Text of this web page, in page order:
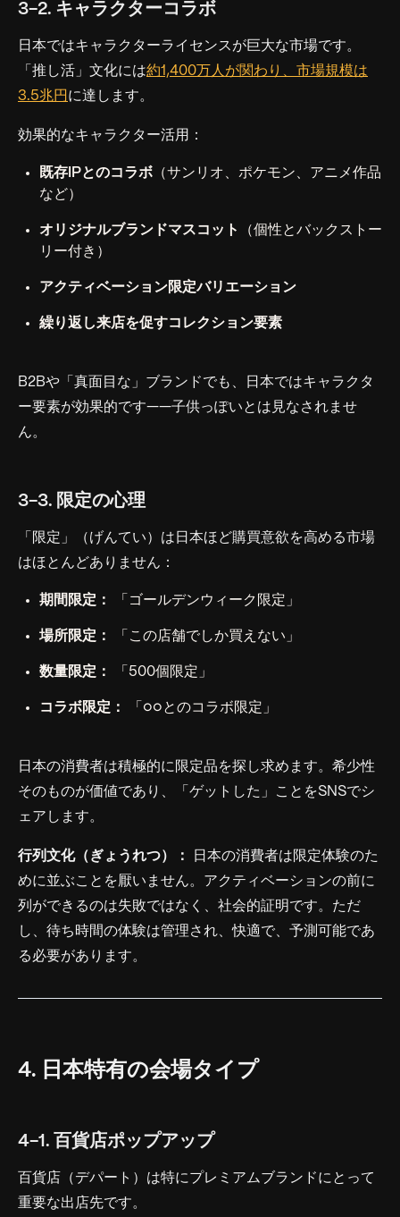
3-2. キャラクターコラボ
日本ではキャラクターライセンスが巨大な市場です。
「推し活」文化には約1,400万人が関わり、市場規模は
3.5兆円 に達します。
効果的なキャラクター活用：
既存IPとのコラボ （サンリオ、ポケモン、アニメ作品
など）
オリジナルブランドマスコット
（個性とバックストー
リー付き）
アクティベーション限定バリエーション
繰り返し来店を促すコレクション要素
B2Bや「真面目な」ブランドでも、日本ではキャラクタ
ー要素が効果的です——子供っぽいとは見なされませ
ん。
3-3. 限定の心理
「限定」（げんてい）は日本ほど購買意欲を高める市場
はほとんどありません：
期間限定： 「ゴールデンウィーク限定」
場所限定： 「この店舗でしか買えない」
数量限定： 「500個限定」
コラボ限定： 「○○とのコラボ限定」
日本の消費者は積極的に限定品を探し求めます。希少性
そのものが価値であり、「ゲットした」ことをSNSでシ
ェアします。
行列文化（ぎょうれつ）：
日本の消費者は限定体験のた
めに並ぶことを厭いません。アクティベーションの前に
列ができるのは失敗ではなく、社会的証明です。ただ
し、待ち時間の体験は管理され、快適で、予測可能であ
る必要があります。
4. 日本特有の会場タイプ
4-1. 百貨店ポップアップ
百貨店（デパート）は特にプレミアムブランドにとって
重要な出店先です。